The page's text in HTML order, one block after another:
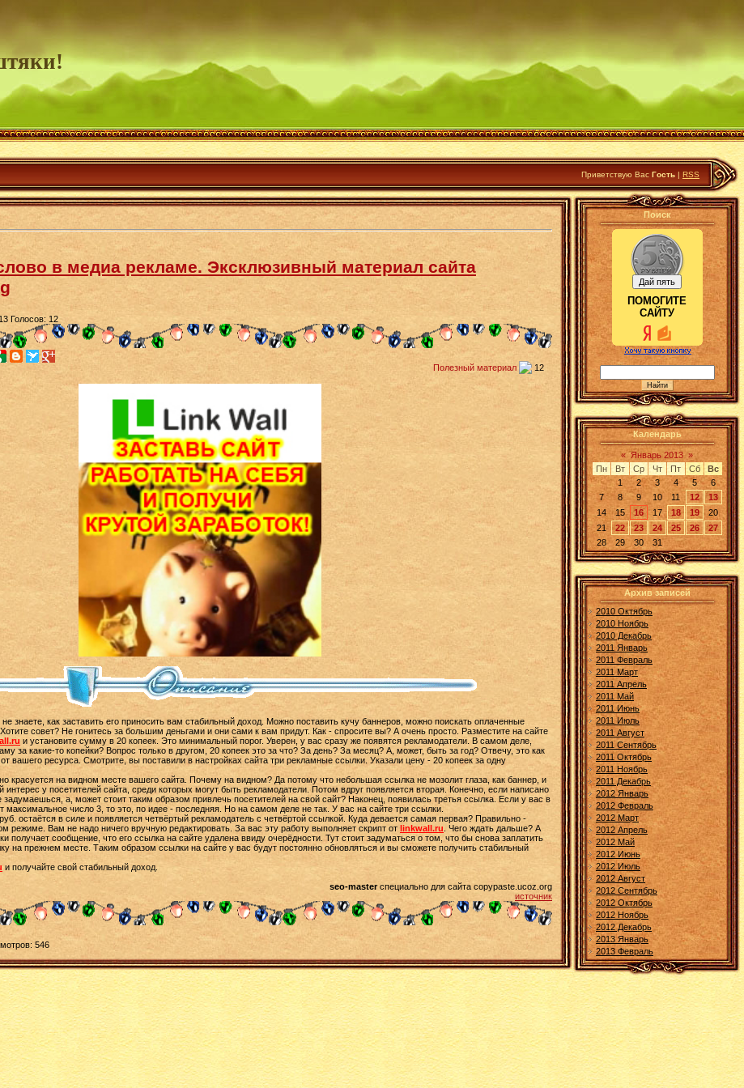
Приветствую Вас Гость | RSS
в медиа рекламе. Эксклюзивный материал сайта
Голосов: 12
Полезный материал 12
знаете, как заставить его приносить вам стабильный доход. Можно поставить кучу баннеров, можно поискать оплаченные
совет? Не гонитесь за большим деньгами и они сами к вам придут. Как - спросите вы? А очень просто. Разместите на сайте
и установите сумму в 20 копеек. Это минимальный порог. Уверен, у вас сразу же появятся рекламодатели. В самом деле,
за какие-то копейки? Вопрос только в другом, 20 копеек это за что? За день? За месяц? А, может, быть за год? Отвечу, это как
вашего ресурса. Смотрите, вы поставили в настройках сайта три рекламные ссылки. Указали цену - 20 копеек за одну
красуется на видном месте вашего сайта. Почему на видном? Да потому что небольшая ссылка не мозолит глаза, как баннер, и
у посетителей сайта, среди которых могут быть рекламодатели. Потом вдруг появляется вторая. Конечно, если написано
задумаешься, а, может стоит таким образом привлечь посетителей на свой сайт? Наконец, появилась третья ссылка. Если у вас в
максимальное число 3, то это, по идее - последняя. Но на самом деле не так. У вас на сайте три ссылки.
остаётся в силе и появляется четвёртый рекламодатель с четвёртой ссылкой. Куда девается самая первая? Правильно -
режиме. Вам не надо ничего вручную редактировать. За вас эту работу выполняет скрипт от linkwall.ru. Чего ждать дальше? А
получает сообщение, что его ссылка на сайте удалена ввиду очерёдности. Тут стоит задуматься о том, что бы снова заплатить
на прежнем месте. Таким образом ссылки на сайте у вас будут постоянно обновляться и вы сможете получить стабильный
и получайте свой стабильный доход.
seo-masterспециально для сайта copypaste.ucoz.org
источник
546
Поиск
ПОМОГИТЕ
САЙТУ
Календарь
« Январь 2013 »
Пн
Вт Ср Чт Пт Сб
Вс
1
2 3 4 5
6
7
8 9 10 11 12
13
14
15 16 17 18 19
20
21
22 23 24 25 26
27
28
29 30 31
Архив записей
2010 Октябрь
2010 Ноябрь
2010 Декабрь
2011 Январь
2011 Февраль
2011 Март
2011 Апрель
2011 Май
2011 Июнь
2011 Июль
2011 Август
2011 Сентябрь
2011 Октябрь
2011 Ноябрь
2011 Декабрь
2012 Январь
2012 Февраль
2012 Март
2012 Апрель
2012 Май
2012 Июнь
2012 Июль
2012 Август
2012 Сентябрь
2012 Октябрь
2012 Ноябрь
2012 Декабрь
2013 Январь
2013 Февраль